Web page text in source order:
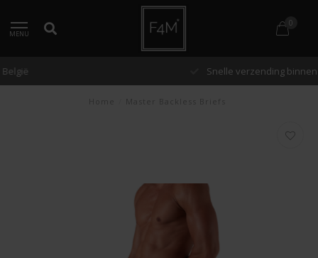
MENU
0
Snelle verzending binnen 48 uur